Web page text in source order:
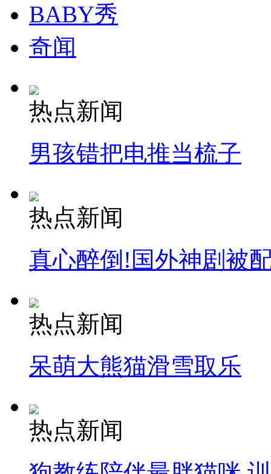
BABY秀
奇闻
热点新闻
男孩错把电推当梳子
热点新闻
真心醉倒!国外神剧被
热点新闻
呆萌大熊猫滑雪取乐
热点新闻